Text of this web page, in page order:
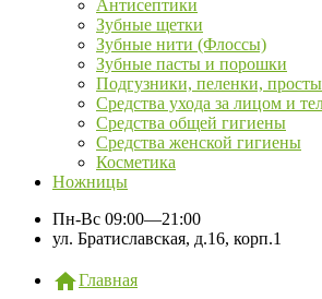
Антисептики
Зубные щетки
Зубные нити (Флоссы)
Зубные пасты и порошки
Подгузники, пеленки,
Средства ухода за лицом и
Средства общей гигиены
Средства женской гигиены
Косметика
Ножницы
Пн-Вс 09:00—21:00
ул. Братиславская, д.16, корп.1
Главная